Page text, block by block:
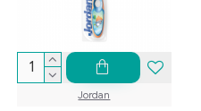
Jordan